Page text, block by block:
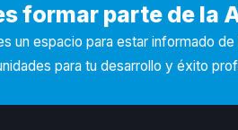
formar parte de la
un espacio para estar informado
para tu desarrollo y éxito